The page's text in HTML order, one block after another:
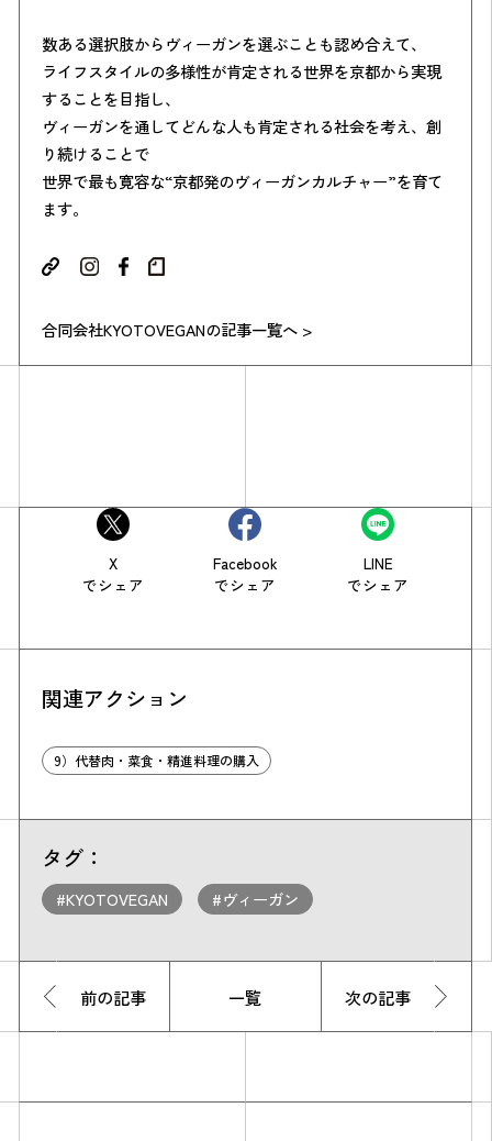
数ある選択肢からヴィーガンを選ぶことも認め合えて、
ライフスタイルの多様性が肯定される世界を京都から実現
することを目指し、
ヴィーガンを通してどんな人も肯定される社会を考え、創
り続けることで
世界で最も寛容な“京都発のヴィーガンカルチャー”を育て
ます。
合同会社KYOTOVEGANの記事一覧へ >
X
でシェア
Facebook
でシェア
LINE
でシェア
関連アクション
9）代替肉・菜食・精進料理の購入
タグ：
#KYOTOVEGAN #ヴィーガン
前の記事 一覧 次の記事